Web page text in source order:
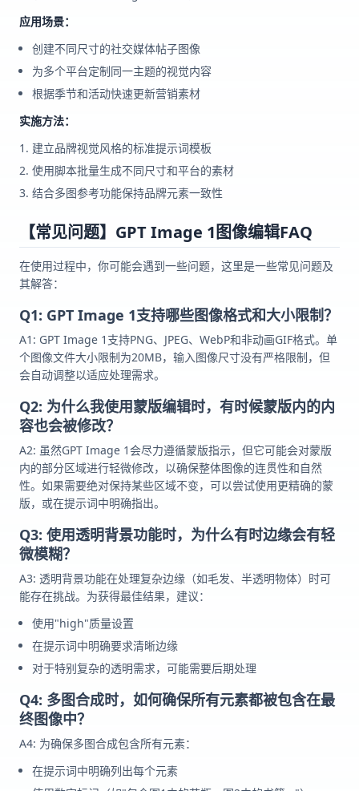
应用场景：
创建不同尺寸的社交媒体帖子图像
为多个平台定制同一主题的视觉内容
根据季节和活动快速更新营销素材
实施方法：
建立品牌视觉风格的标准提示词模板
使用脚本批量生成不同尺寸和平台的素材
结合多图参考功能保持品牌元素一致性
【常见问题】GPT Image 1图像编辑FAQ
在使用过程中，你可能会遇到一些问题，这里是一些常见问题及
其解答：
Q1: GPT Image 1支持哪些图像格式和大小限制？
A1: GPT Image 1支持PNG、JPEG、WebP和非动画GIF格式。单
个图像文件大小限制为20MB，输入图像尺寸没有严格限制，但
会自动调整以适应处理需求。
Q2: 为什么我使用蒙版编辑时，有时候蒙版内的内
容也会被修改？
A2: 虽然GPT Image 1会尽力遵循蒙版指示，但它可能会对蒙版
内的部分区域进行轻微修改，以确保整体图像的连贯性和自然
性。如果需要绝对保持某些区域不变，可以尝试使用更精确的蒙
版，或在提示词中明确指出。
Q3: 使用透明背景功能时，为什么有时边缘会有轻
微模糊？
A3: 透明背景功能在处理复杂边缘（如毛发、半透明物体）时可
能存在挑战。为获得最佳结果，建议：
使用"high"质量设置
在提示词中明确要求清晰边缘
对于特别复杂的透明需求，可能需要后期处理
Q4: 多图合成时，如何确保所有元素都被包含在最
终图像中？
A4: 为确保多图合成包含所有元素：
在提示词中明确列出每个元素